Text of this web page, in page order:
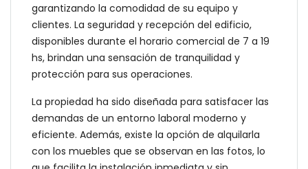
garantizando la comodidad de su equipo y
clientes. La seguridad y recepción del edificio,
disponibles durante el horario comercial de 7 a 19
hs, brindan una sensación de tranquilidad y
protección para sus operaciones.
La propiedad ha sido diseñada para satisfacer las
demandas de un entorno laboral moderno y
eficiente. Además, existe la opción de alquilarla
con los muebles que se observan en las fotos, lo